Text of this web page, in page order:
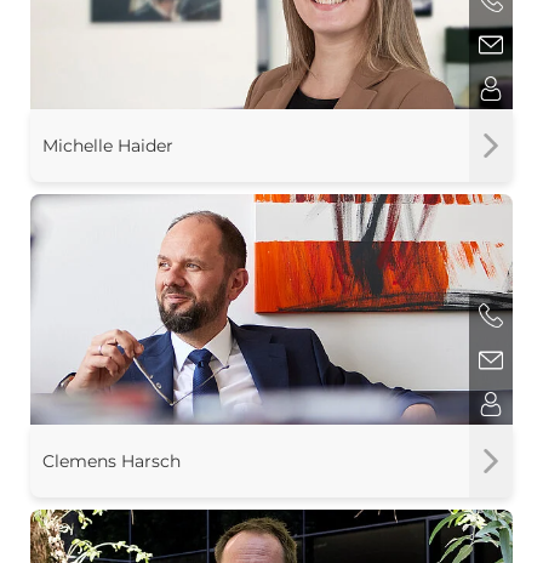
Michelle Haider
Clemens Harsch